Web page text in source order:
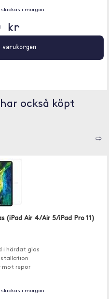
skickas i morgon
kr
också köpt
⇨
(iPad Air 4/Air 5/iPad Pro 11)
i härdat glas
mot repor
skickas i morgon